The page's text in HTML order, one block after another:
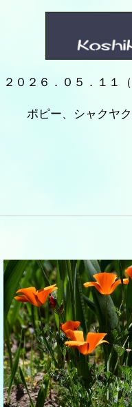
２０２６．０５．１１
ポピー、シャクヤク